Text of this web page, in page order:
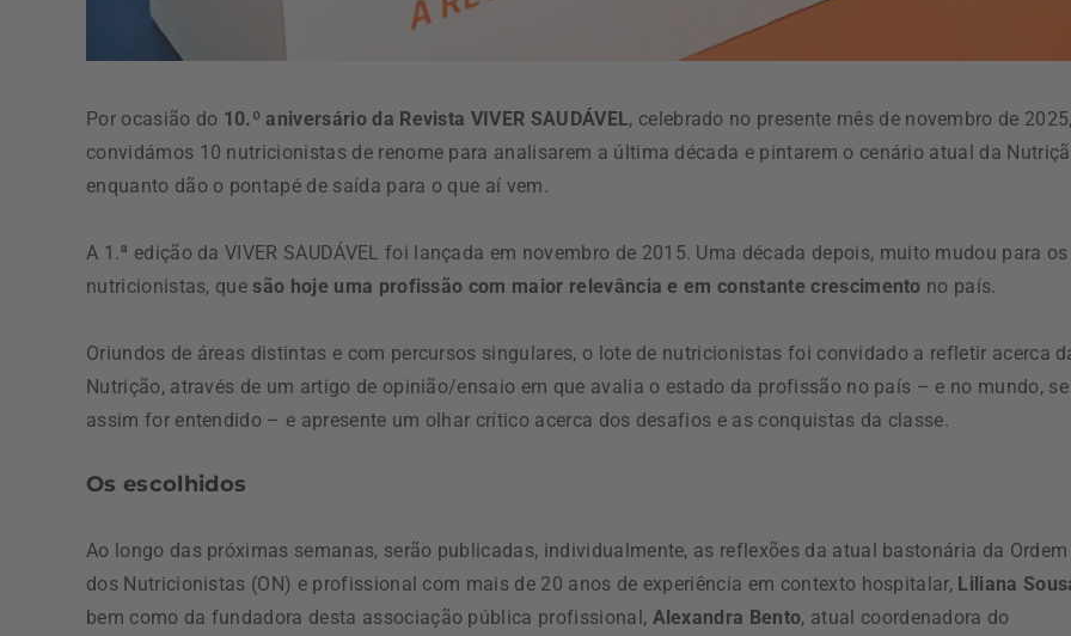
Por ocasião do 10.º aniversário da Revista VIVER SAUDÁVEL, celebrado no presente mês de novembro de
convidámos 10 nutricionistas de renome para analisarem a última década e pintarem o cenário atual da
enquanto dão o pontapé de saída para o que aí vem.
A 1.ª edição da VIVER SAUDÁVEL foi lançada em novembro de 2015. Uma década depois, muito mudou para os
nutricionistas, que são hoje uma profissão com maior relevância e em constante crescimento no país.
Oriundos de áreas distintas e com percursos singulares, o lote de nutricionistas foi convidado a refletir acerca
Nutrição, através de um artigo de opinião/ensaio em que avalia o estado da profissão no país – e no mundo, se
assim for entendido – e apresente um olhar crítico acerca dos desafios e as conquistas da classe.
Os escolhidos
Ao longo das próximas semanas, serão publicadas, individualmente, as reflexões da atual bastonária da Ordem
dos Nutricionistas (ON) e profissional com mais de 20 anos de experiência em contexto hospitalar, Liliana
bem como da fundadora desta associação pública profissional, Alexandra Bento, atual coordenadora do